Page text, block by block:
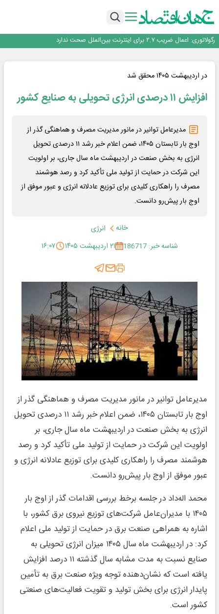
یک اشتباه کلاد، تمام اطلاعات کاربر را به باد داد
رگولاتوری: اعمال ضریب ۲.۷ برای اینترنت بین‌الملل صحت ندارد
با تقاضای برق ناپایدار هوش مصنوعی خودزنی می‌کند
یک اشتباه کلاد، تمام اطلاعات کاربر را به باد داد
در اردیبهشت ۱۴۰۵ محقق شد
افزایش ۱۱ درصدی انرژی تحویلی به صنایع کشور
مدیرعامل توانیر در مانور مدیریت مصرف و هماهنگی گذر از
اوج بار تابستان ۱۴۰۵، ضمن اعلام خبر رشد ۱۱ درصدی تحویل
انرژی به بخش صنعت در اردیبهشت ماه سال جاری، بر اولویت
این شرکت در حمایت از تولید ملی تأکید کرد و رصد هوشمند
مصرف را راهکاری کلیدی برای توزیع عادلانه انرژی و عبور موفق از
اوج بار پیش‌رو دانست.
خانه
انرژی
شناسه خبر: 186717
۲۱ اردیبهشت ۱۴۰۵ ۱۶:۰۷
مدیرعامل توانیر در مانور مدیریت مصرف و هماهنگی گذر از
اوج بار تابستان ۱۴۰۵، ضمن اعلام خبر رشد ۱۱ درصدی تحویل
انرژی به بخش صنعت در اردیبهشت ماه سال جاری، بر
اولویت این شرکت در حمایت از تولید ملی تأکید کرد و رصد
هوشمند مصرف را راهکاری کلیدی برای توزیع عادلانه انرژی و
عبور موفق از اوج بار پیش‌رو دانست.
محمد اله‌داد در جلسه برخط بررسی اقدامات گذر از اوج بار
۱۴۰۵ با مدیران‌عامل شرکت‌های توزیع نیروی برق کشور، با
اشاره به همراهی صنعت برق در حمایت از تولید ملی اعلام
کرد: در اردیبهشت ماه سال ۱۴۰۵ میزان انرژی تحویلی به
صنایع نسبت به مدت مشابه سال گذشته ۱۱ درصد افزایش
یافته است که نشان‌دهنده توجه ویژه صنعت برق به تأمین
پایدار انرژی برای بخش تولید و تقویت فعالیت‌های صنعتی
کشور است.